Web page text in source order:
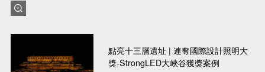
點亮十三層遺址 | 連奪國際設計照明大
獎-StrongLED大峽谷獲獎案例